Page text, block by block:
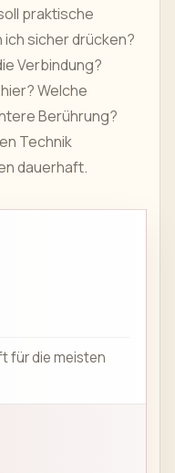
praktische
sicher drücken?
Verbindung?
Welche
Berührung?
Technik
dauerhaft.
für die meisten